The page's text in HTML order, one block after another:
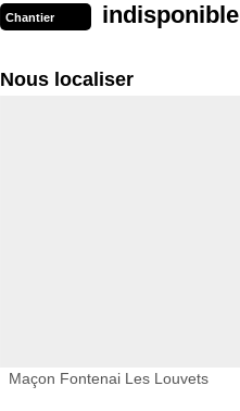
Chantier indisponible
Nous localiser
Maçon Fontenai Les Louvets